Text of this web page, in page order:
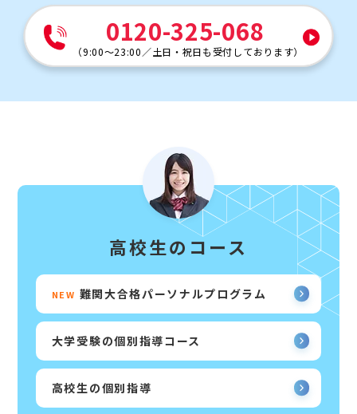
0120-325-068
（9:00～23:00 ／土日・祝日も受付しております）
高校生のコース
NEW 難関大合格パーソナルプログラム
大学受験の個別指導コース
高校生の個別指導